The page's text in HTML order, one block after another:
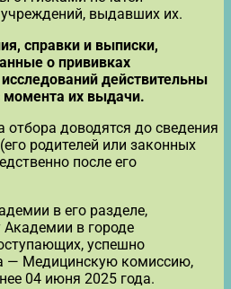
выдавших их.
справки и выписки,
о прививках
действительны
момента их выдачи.
отбора доводятся до сведения
родителей или законных
после его
в его разделе,
в городе
успешно
— Медицинскую комиссию,
04 июня 2025 года.